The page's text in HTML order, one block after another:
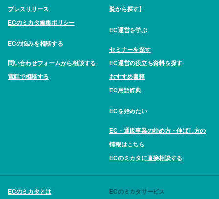
プレスリリース
ECのミカタ編集ポリシー
ECの悩みを相談する
問い合わせフォームから相談する
電話で相談する
覧から探す】
EC運営を学ぶ
セミナーを探す
EC運営の役立ち資料を探す
おすすめ書籍
EC用語辞典
ECを始めたい
EC・通販事業の始め方・伸ばし方の
情報はこちら
ECのミカタに直接相談する
ECのミカタとは ECのミカタサービス